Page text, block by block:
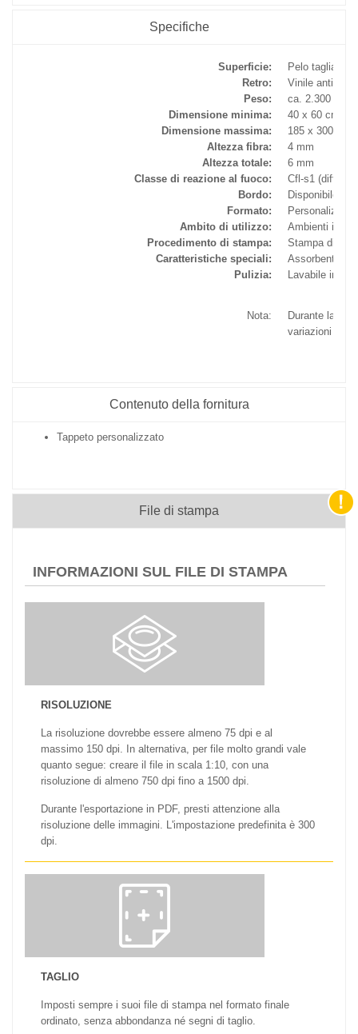
Specifiche
Superficie:
Retro:
Peso:
Dimensione minima:
Dimensione massima:
Altezza fibra:
Altezza totale:
Classe di reazione al fuoco:
Bordo:
Formato:
Ambito di utilizzo:
Procedimento di stampa:
Caratteristiche speciali:
Pulizia:
Pelo tagliato
Vinile
ca. 2.300 g/m²
40 x 60 cm
185 x 300 cm
4 mm
6 mm
Cfl-s1
Disponibile
Personalizzato
Ambienti
Stampa
Assorbente
Lavabile in
Nota:
Durante la
variazioni
Contenuto della fornitura
Tappeto personalizzato
File di stampa
INFORMAZIONI SUL FILE DI STAMPA
RISOLUZIONE
La risoluzione dovrebbe essere almeno 75 dpi e al
massimo 150 dpi. In alternativa, per file molto grandi vale
quanto segue: creare il file in scala 1:10, con una
risoluzione di almeno 750 dpi fino a 1500 dpi.
Durante l'esportazione in PDF, presti attenzione alla
risoluzione delle immagini. L'impostazione predefinita è 300
dpi.
TAGLIO
Imposti sempre i suoi file di stampa nel formato finale
ordinato, senza abbondanza né segni di taglio.